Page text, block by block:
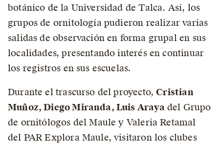
botánico de la Universidad de Talca. Así, los
grupos de ornitología pudieron realizar varias
salidas de observación en forma grupal en sus
localidades, presentando interés en continuar
los registros en sus escuelas.
Durante el trascurso del proyecto,Cristian
Muñoz, Diego Miranda, Luis Araya del Grupo
de ornitólogos del Maule y Valeria Retamal
del PAR Explora Maule, visitaron los clubes